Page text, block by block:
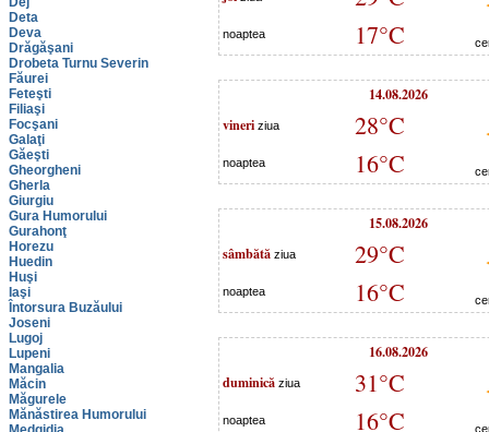
Deta
Deva
Drăgăşani
Drobeta Turnu Severin
Făurei
Feteşti
Filiaşi
Focşani
Galaţi
Găeşti
Gheorgheni
Gherla
Giurgiu
Gura Humorului
Gurahonţ
Horezu
Huedin
Huşi
Iaşi
Întorsura Buzăului
Joseni
Lugoj
Lupeni
Mangalia
Măcin
Măgurele
Mănăstirea Humorului
noaptea 17°C
14.08.2026
vineri ziua 28°C
noaptea 16°C
15.08.2026
sâmbătă ziua 29°C
noaptea 16°C
16.08.2026
duminică ziua 31°C
noaptea 16°C